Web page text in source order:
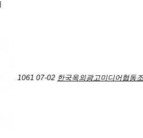
1061 07-02 한국옥외광고미디어협동